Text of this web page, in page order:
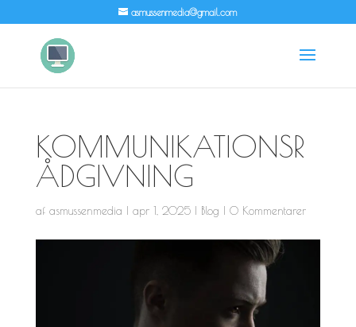
asmussenmedia@gmail.com
KOMMUNIKATIONSR
ÅDGIVNING
af asmussenmedia apr 1, 2025| Blog 0 Kommentarer